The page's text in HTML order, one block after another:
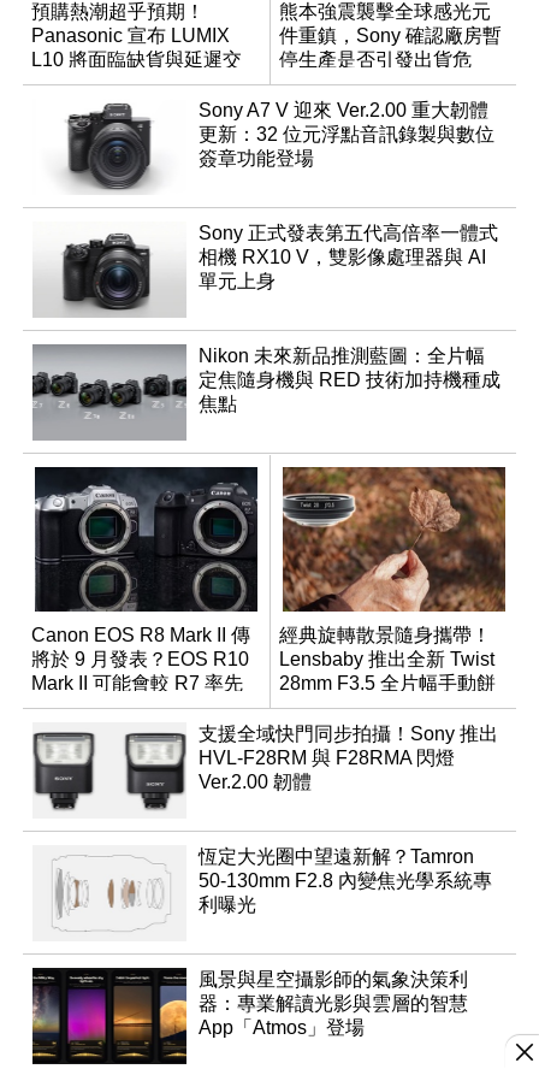
預購熱潮超乎預期！
Panasonic 宣布 LUMIX
L10 將面臨缺貨與延遲交
貨時間
熊本強震襲擊全球感光元
件重鎮，Sony 確認廠房暫
停生產是否引發出貨危
機？
Sony A7 V 迎來 Ver.2.00 重大韌體
更新：32 位元浮點音訊錄製與數位
簽章功能登場
Sony 正式發表第五代高倍率一體式
相機 RX10 V，雙影像處理器與 AI
單元上身
Nikon 未來新品推測藍圖：全片幅
定焦隨身機與 RED 技術加持機種成
焦點
Canon EOS R8 Mark II 傳
將於 9 月發表？EOS R10
Mark II 可能會較 R7 率先
推出
經典旋轉散景隨身攜帶！
Lensbaby 推出全新 Twist
28mm F3.5 全片幅手動餅
乾鏡
支援全域快門同步拍攝！Sony 推出
HVL-F28RM 與 F28RMA 閃燈
Ver.2.00 韌體
恆定大光圈中望遠新解？Tamron
50-130mm F2.8 內變焦光學系統專
利曝光
風景與星空攝影師的氣象決策利
器：專業解讀光影與雲層的智慧
App「Atmos」登場